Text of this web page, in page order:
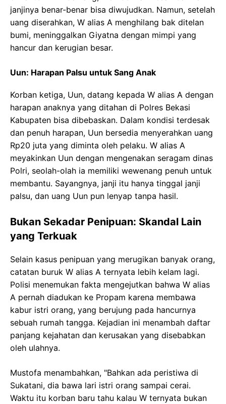
janjinya benar-benar bisa diwujudkan. Namun, setelah
uang diserahkan, W alias A menghilang bak ditelan
bumi, meninggalkan Giyatna dengan mimpi yang
hancur dan kerugian besar.
Uun: Harapan Palsu untuk Sang Anak
Korban ketiga, Uun, datang kepada W alias A dengan
harapan anaknya yang ditahan di Polres Bekasi
Kabupaten bisa dibebaskan. Dalam kondisi terdesak
dan penuh harapan, Uun bersedia menyerahkan uang
Rp20 juta yang diminta oleh pelaku. W alias A
meyakinkan Uun dengan mengenakan seragam dinas
Polri, seolah-olah ia memiliki wewenang penuh untuk
membantu. Sayangnya, janji itu hanya tinggal janji
palsu, dan uang Uun pun lenyap tanpa hasil.
Bukan Sekadar Penipuan: Skandal Lain
yang Terkuak
Selain kasus penipuan yang merugikan banyak orang,
catatan buruk W alias A ternyata lebih kelam lagi.
Polisi menemukan fakta mengejutkan bahwa W alias
A pernah diadukan ke Propam karena membawa
kabur istri orang, yang berujung pada hancurnya
sebuah rumah tangga. Kejadian ini menambah daftar
panjang kejahatan dan kerusakan yang disebabkan
oleh ulahnya.
Mustofa menambahkan, "Bahkan ada peristiwa di
Sukatani, dia bawa lari istri orang sampai cerai.
Waktu itu korban baru tahu kalau W ternyata bukan